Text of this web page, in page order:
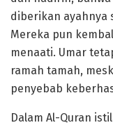
diberikan ayahnya
Mereka pun
menaati. Umar
ramah tamah,
penyebab
Dalam Al-Quran